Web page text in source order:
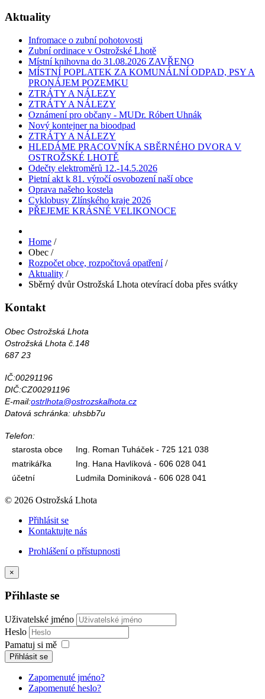
Aktuality
Infromace o zubní pohotovosti
Zubní ordinace v Ostrožské Lhotě
Místní knihovna do 31.08.2026 ZAVŘENO
MÍSTNÍ POPLATEK ZA KOMUNÁLNÍ ODPAD, PSY A
PRONÁJEM POZEMKU
ZTRÁTY A NÁLEZY
ZTRÁTY A NÁLEZY
Oznámení pro občany - MUDr. Róbert Uhnák
Nový kontejner na bioodpad
ZTRÁTY A NÁLEZY
HLEDÁME PRACOVNÍKA SBĚRNÉHO DVORA V
OSTROŽSKÉ LHOTĚ
Odečty elektroměrů 12.-14.5.2026
Pietní akt k 81. výročí osvobození naší obce
Oprava našeho kostela
Cyklobusy Zlínského kraje 2026
PŘEJEME KRÁSNÉ VELIKONOCE
Home /
Obec /
Rozpočet obce, rozpočtová opatření /
Aktuality /
Sběrný dvůr Ostrožská Lhota otevírací doba přes svátky
Kontakt
Obec Ostrožská Lhota
Ostrožská Lhota č.148
687 23
IČ:00291196
DIČ:CZ00291196
E-mail:ostrlhota@ostrozskalhota.cz
Datová schránka: uhsbb7u
Telefon:
starosta obce
Ing. Roman Tuháček - 725 121 038
matrikářka
Ing. Hana Havlíková - 606 028 041
účetní
Ludmila Dominiková - 606 028 041
© 2026 Ostrožská Lhota
Přihlásit se
Kontaktujte nás
Prohlášení o přístupnosti
×
Přihlaste se
Uživatelské jméno
Heslo
Pamatuj si mě
Přihlásit se
Zapomenuté jméno?
Zapomenuté heslo?